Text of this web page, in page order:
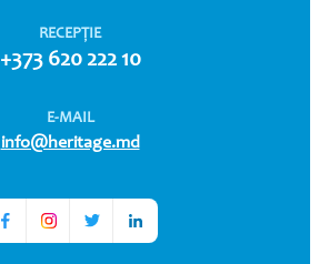
RECEPȚIE
+373 620 222 10
E-MAIL
info@heritage.md